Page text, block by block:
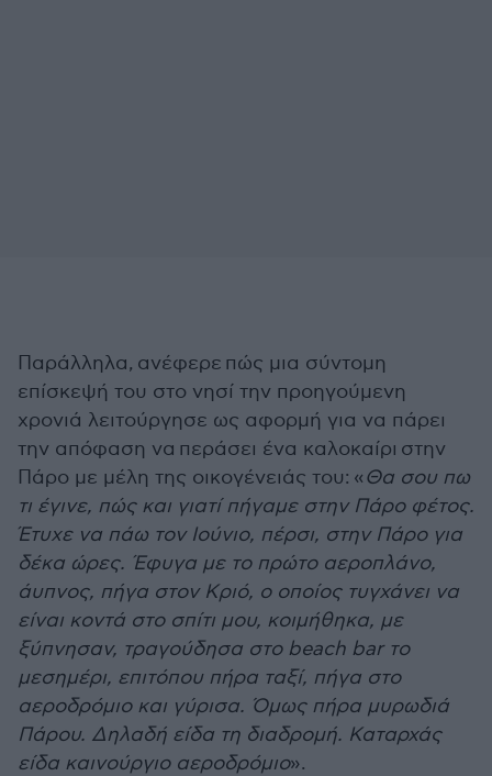
Παράλληλα, ανέφερε πώς μια σύντομη
επίσκεψή του στο νησί την προηγούμενη
χρονιά λειτούργησε ως αφορμή για να πάρει
την απόφαση να περάσει ένα καλοκαίρι στην
Πάρο με μέλη της οικογένειάς του: «Θα σου πω
τι έγινε, πώς και γιατί πήγαμε στην Πάρο φέτος.
Έτυχε να πάω τον Ιούνιο, πέρσι, στην Πάρο για
δέκα ώρες. Έφυγα με το πρώτο αεροπλάνο,
άυπνος, πήγα στον Κριό, ο οποίος τυγχάνει να
είναι κοντά στο σπίτι μου, κοιμήθηκα, με
ξύπνησαν, τραγούδησα στο beach bar το
μεσημέρι, επιτόπου πήρα ταξί, πήγα στο
αεροδρόμιο και γύρισα. Όμως πήρα μυρωδιά
Πάρου. Δηλαδή είδα τη διαδρομή. Καταρχάς
είδα καινούργιο αεροδρόμιο».